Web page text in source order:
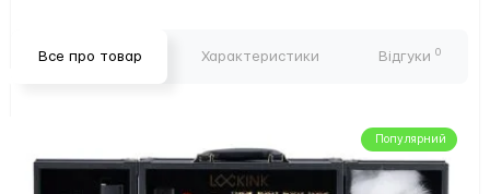
Все про товар Характеристики Відгуки 0
Популярний